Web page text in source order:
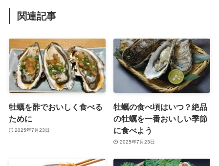
関連記事
牡蠣を酢でおいしく食べる
ために
2025年7月23日
牡蠣の食べ頃はいつ？絶品
の牡蠣を一番おいしい季節
に食べよう
2025年7月23日